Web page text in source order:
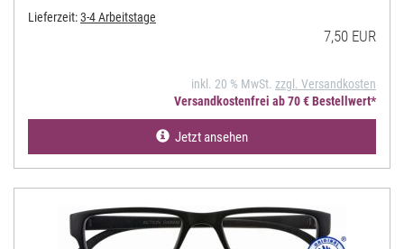
Lieferzeit:3-4 Arbeitstage
7,50 EUR
inkl. 20 % MwSt. zzgl. Versandkosten
Versandkostenfrei ab 70 € Bestellwert*
Jetzt ansehen